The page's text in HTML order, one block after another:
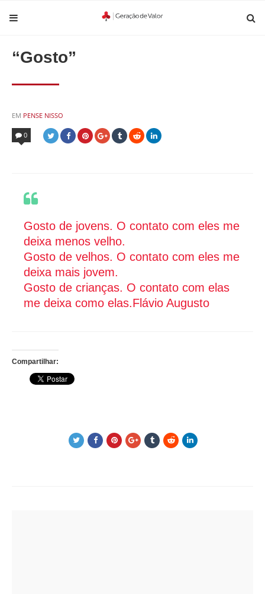
“Gosto”
EM POSTED
IN
PENSE NISSO
0
Gosto de jovens. O contato com eles me
deixa menos velho.
Gosto de velhos. O contato com eles me
deixa mais jovem.
Gosto de crianças. O contato com elas
me deixa como elas.Flávio Augusto
Compartilhar: